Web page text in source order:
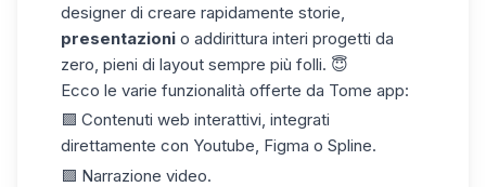
designer di creare rapidamente storie,
presentazioni o addirittura interi progetti da
zero, pieni di layout sempre più folli. 😇
Ecco le varie funzionalità offerte da Tome app:
🟪 Contenuti web interattivi, integrati
direttamente con Youtube, Figma o Spline.
🟪 Narrazione video.